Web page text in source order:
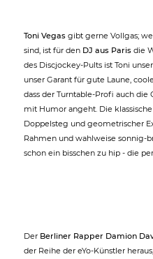
Toni Vegas gibt gerne Vollgas;
sind, ist für den DJ aus Paris die
des Discjockey-Pults ist Toni
unser Garant für gute Laune,
dass der Turntable-Profi auch
mit Humor angeht. Die
Doppelsteg und geometrischer
Rahmen und wahlweise sonnig-
schon ein bisschen zu hip - die
Der Berliner Rapper Damion
der Reihe der eYo-Künstler